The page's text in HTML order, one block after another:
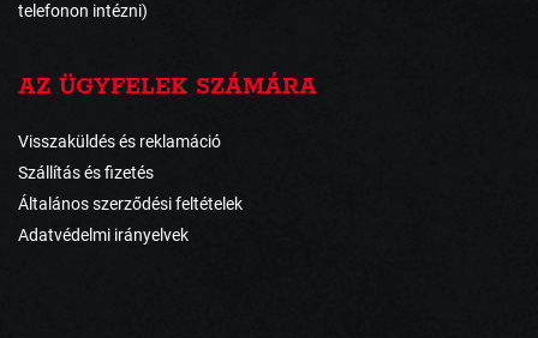
telefonon intézni)
AZ ÜGYFELEK SZÁMÁRA
Visszaküldés és reklamáció
Szállítás és fizetés
Általános szerződési feltételek
Adatvédelmi irányelvek